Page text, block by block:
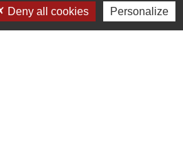
- Plan du site -
Deny all cookies Personalize